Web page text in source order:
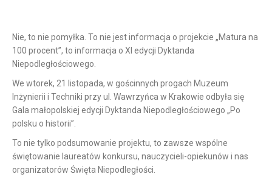
Nie, to nie pomyłka. To nie jest informacja o projekcie „Matura na
100 procent”, to informacja o XI edycji Dyktanda
Niepodległościowego.
We wtorek, 21 listopada, w gościnnych progach Muzeum
Inżynierii i Techniki przy ul. Wawrzyńca w Krakowie odbyła się
Gala małopolskiej edycji Dyktanda Niepodległościowego „Po
polsku o historii”.
To nie tylko podsumowanie projektu, to zawsze wspólne
świętowanie laureatów konkursu, nauczycieli-opiekunów i nas
organizatorów Święta Niepodległości.